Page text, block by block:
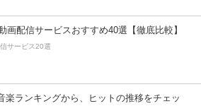
画配信サービスおすすめ40選【徹底比較】
サービス20選
楽ランキングから、ヒットの推移をチェッ